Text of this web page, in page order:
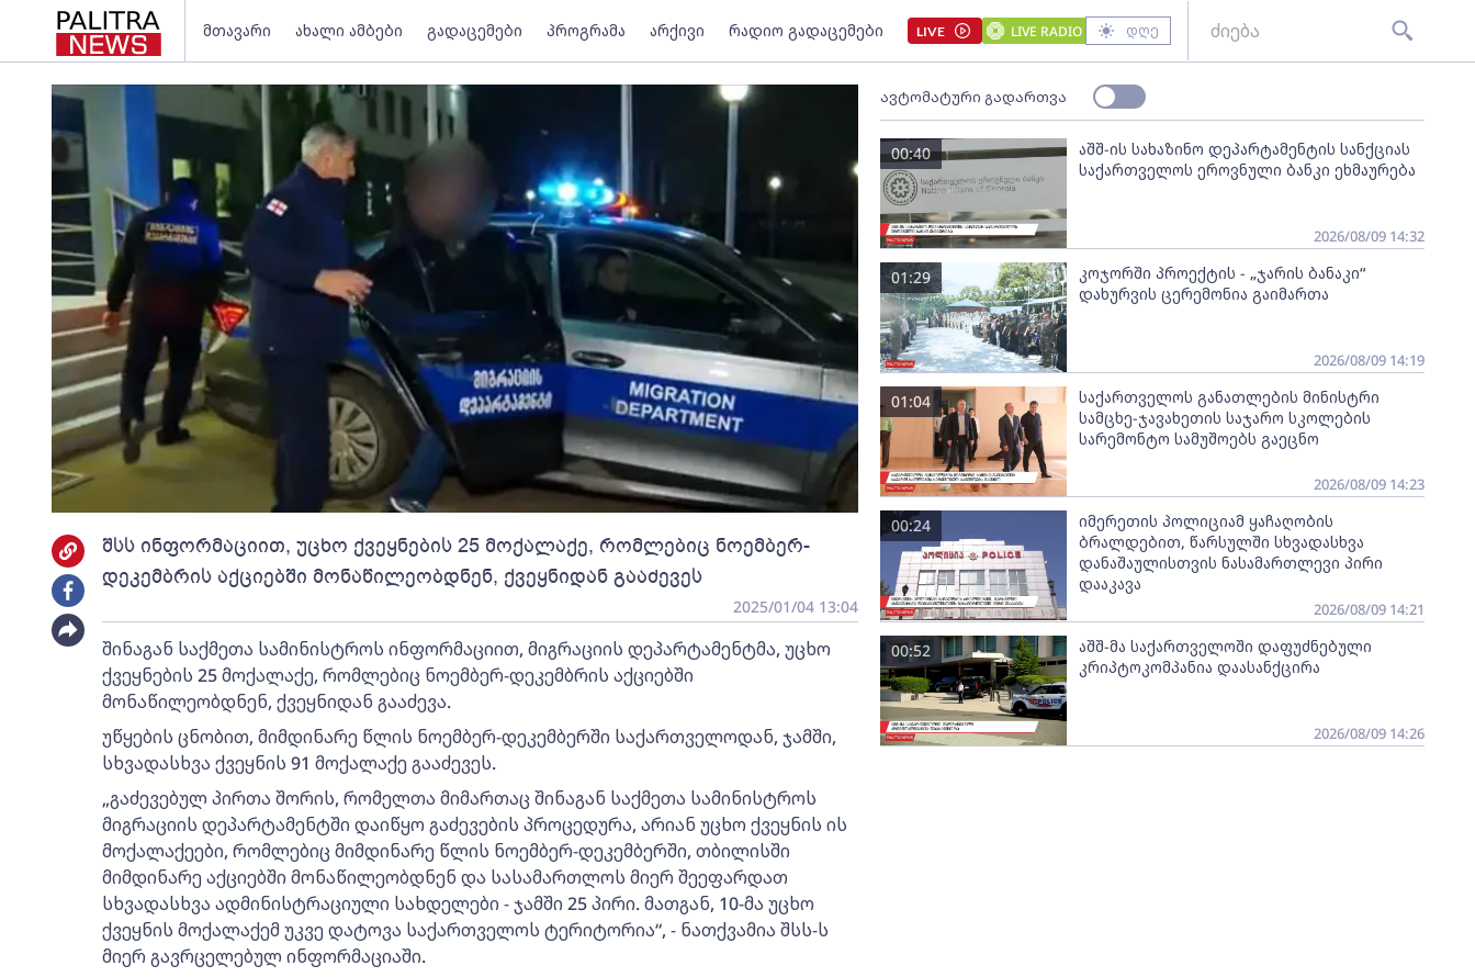
მთავარი ახალი ამბები გადაცემები პროგრამა არქივი რადიო გადაცემები LIVE LIVE RADIO დღე
შსს ინფორმაციით, უცხო ქვეყნების 25 მოქალაქე, რომლებიც ნოემბერ-
დეკემბრის აქციებში მონაწილეობდნენ, ქვეყნიდან გააძევეს
2025/01/04 13:04
შინაგან საქმეთა სამინისტროს ინფორმაციით, მიგრაციის დეპარტამენტმა, უცხო
ქვეყნების 25 მოქალაქე, რომლებიც ნოემბერ-დეკემბრის აქციებში
მონაწილეობდნენ, ქვეყნიდან გააძევა.
უწყების ცნობით, მიმდინარე წლის ნოემბერ-დეკემბერში საქართველოდან, ჯამში,
სხვადასხვა ქვეყნის 91 მოქალაქე გააძევეს.
„გაძევებულ პირთა შორის, რომელთა მიმართაც შინაგან საქმეთა სამინისტროს
მიგრაციის დეპარტამენტში დაიწყო გაძევების პროცედურა, არიან უცხო ქვეყნის ის
მოქალაქეები, რომლებიც მიმდინარე წლის ნოემბერ-დეკემბერში, თბილისში
მიმდინარე აქციებში მონაწილეობდნენ და სასამართლოს მიერ შეეფარდათ
სხვადასხვა ადმინისტრაციული სახდელები - ჯამში 25 პირი. მათგან, 10-მა უცხო
ქვეყნის მოქალაქემ უკვე დატოვა საქართველოს ტერიტორია“, - ნათქვამია შსს-ს
მიერ გავრცელებულ ინფორმაციაში.
ავტომატური გადართვა
აშშ-ის სახაზინო დეპარტამენტის სანქციას
საქართველოს ეროვნული ბანკი ეხმაურება
00:40
2026/08/09 14:32
კოჯორში პროექტის - „ჯარის ბანაკი“
დახურვის ცერემონია გაიმართა
01:29
2026/08/09 14:19
საქართველოს განათლების მინისტრი
სამცხე-ჯავახეთის საჯარო სკოლების
სარემონტო სამუშოებს გაეცნო
01:04
2026/08/09 14:23
იმერეთის პოლიციამ ყაჩაღობის
ბრალდებით, წარსულში სხვადასხვა
დანაშაულისთვის ნასამართლევი პირი
დააკავა
00:24
2026/08/09 14:21
აშშ-მა საქართველოში დაფუძნებული
კრიპტოკომპანია დაასანქცირა
00:52
2026/08/09 14:26